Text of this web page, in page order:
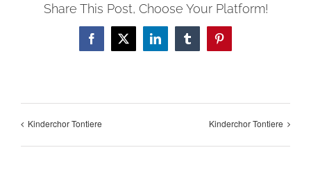
Share This Post, Choose Your Platform!
Facebook
X LinkedInTumblrPinterest
Kinderchor Tontiere Kinderchor Tontiere